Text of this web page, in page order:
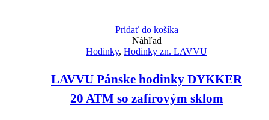
Pridať do košíka
Náhľad
Hodinky, Hodinky zn. LAVVU
LAVVU Pánske hodinky DYKKER
20 ATM so zafírovým sklom